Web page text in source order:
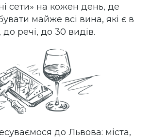
сети» на кожен день, де
майже всі вина, які є в
до речі, до 30 видів.
до Львова: міста,